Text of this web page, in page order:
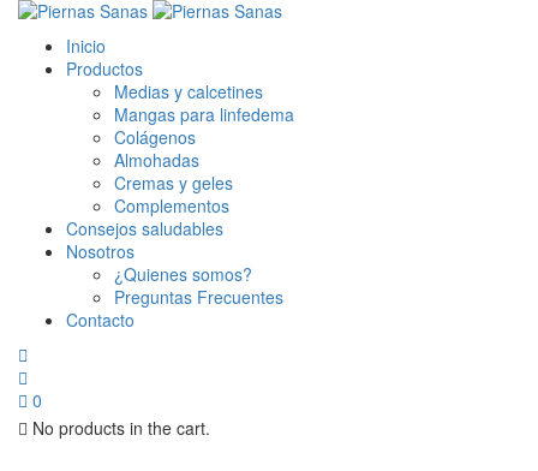
Inicio
Productos
Medias y calcetines
Mangas para linfedema
Colágenos
Almohadas
Cremas y geles
Complementos
Consejos saludables
Nosotros
¿Quienes somos?
Preguntas Frecuentes
Contacto
0
No products in the cart.